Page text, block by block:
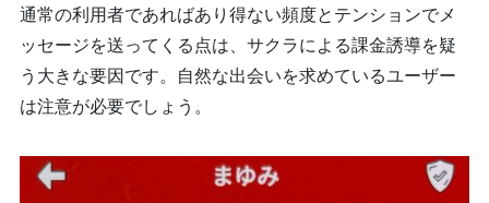
通常の利用者であればあり得ない頻度とテンションでメ
ッセージを送ってくる点は、サクラによる課金誘導を疑
う大きな要因です。自然な出会いを求めているユーザー
は注意が必要でしょう。